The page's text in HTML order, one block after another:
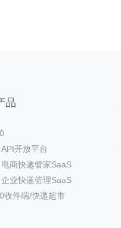
品
开放平台
电商快递管家SaaS
企业快递管理SaaS
收件端/快递超市